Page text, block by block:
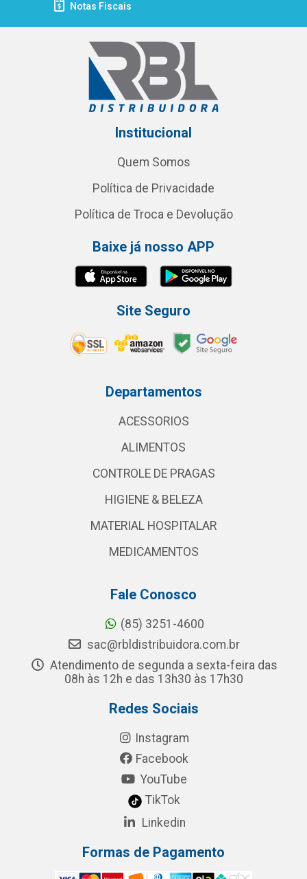
Notas Fiscais
Institucional
Quem Somos
Política de Privacidade
Política de Troca e Devolução
Baixe já nosso APP
Site Seguro
Departamentos
ACESSORIOS
ALIMENTOS
CONTROLE DE PRAGAS
HIGIENE & BELEZA
MATERIAL HOSPITALAR
MEDICAMENTOS
Fale Conosco
(85) 3251-4600
sac@rbldistribuidora.com.br
Atendimento de segunda a sexta-feira das
08h às 12h e das 13h30 às 17h30
Redes Sociais
Instagram
Facebook
YouTube
TikTok
Linkedin
Formas de Pagamento